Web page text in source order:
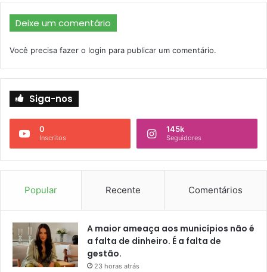
Deixe um comentário
Você precisa fazer o login para publicar um comentário.
Siga-nos
0
Inscritos
145k
Seguidores
Popular Recente Comentários
A maior ameaça aos municípios não é
a falta de dinheiro. É a falta de
gestão.
23 horas atrás